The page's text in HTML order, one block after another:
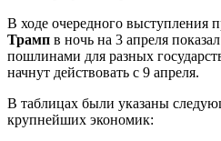
В ходе очередного выступления
Трамп в ночь на 3 апреля
пошлинами для разных
начнут действовать с 9 апреля.
В таблицах были указаны
крупнейших экономик: